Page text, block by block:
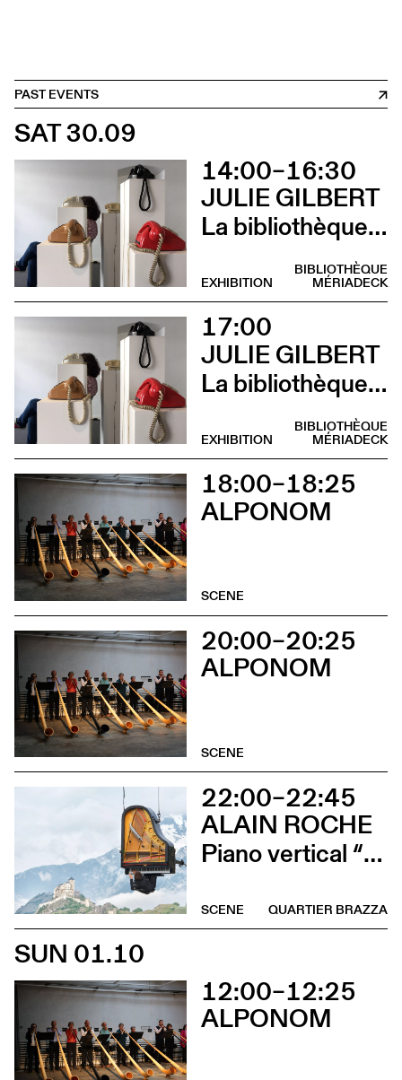
PAST EVENTS
SAT 30.09
14:00–16:30
JULIE GILBERT
La bibliothèque sonore des femmes (Atelier d’écriture par Julie Gilbert)
BIBLIOTHÈQUE
MÉRIADECK
EXHIBITION
17:00
JULIE GILBERT
La bibliothèque sonore des femmes (Vernissage)
BIBLIOTHÈQUE
MÉRIADECK
EXHIBITION
18:00–18:25
ALPONOM
SCENE
20:00–20:25
ALPONOM
SCENE
22:00–22:45
ALAIN ROCHE
Piano vertical “Chantier”
QUARTIER BRAZZA
SCENE
SUN 01.10
12:00–12:25
ALPONOM